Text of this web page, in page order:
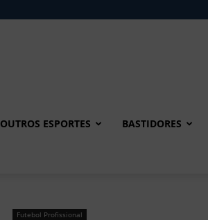
OUTROS ESPORTES BASTIDORES
Futebol Profissional